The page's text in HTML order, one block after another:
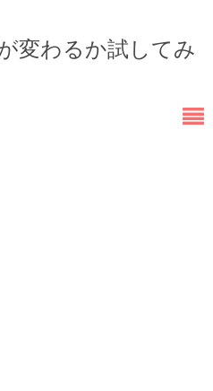
変わるか試してみ